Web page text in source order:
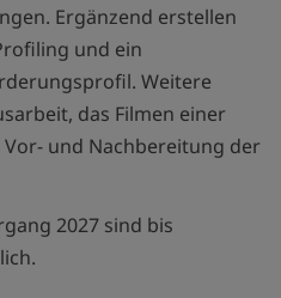
Ergänzend erstellen
und ein
Weitere
das Filmen einer
und Nachbereitung der
2027 sind bis